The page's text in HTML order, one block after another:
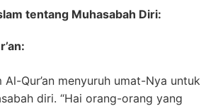
tentang Muhasabah Diri:
Al-Qur’an menyuruh umat-Nya untuk
diri. “Hai orang-orang yang